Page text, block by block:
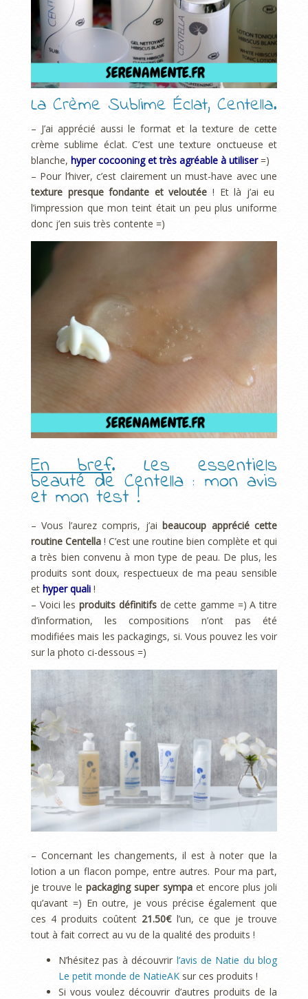
La Crème Sublime Éclat, Centella.
– J’ai apprécié aussi le format et la texture de cette
crème sublime éclat. C’est une texture onctueuse et
blanche, hyper cocooning et très agréable à utiliser=)
– Pour l’hiver, c’est clairement un must-have avec une
texture presque fondante et veloutée ! Et là j’ai eu
l’impression que mon teint était un peu plus uniforme
donc j’en suis très contente =)
En bref. Les essentiels
beauté de Centella : mon avis
et mon test !
– Vous l’aurez compris, j’ai beaucoup apprécié cette
routine Centella ! C’est une routine bien complète et qui
a très bien convenu à mon type de peau. De plus, les
produits sont doux, respectueux de ma peau sensible
et hyper quali !
– Voici lesproduits définitifsde cette gamme =) A titre
d’information, les compositions n’ont pas été
modifiées mais les packagings, si. Vous pouvez les voir
sur la photo ci-dessous =)
– Concernant les changements, il est à noter que la
lotion a un flacon pompe, entre autres. Pour ma part,
je trouve lepackaging super sympaet encore plus joli
qu’avant =) En outre, je vous précise également que
ces 4 produits coûtent 21.50€l’un, ce que je trouve
tout à fait correct au vu de la qualité des produits !
N’hésitez pas à découvrir l’avis de Natie du blog
Le petit monde de NatieAK sur ces produits !
Si vous voulez découvrir d’autres produits de la